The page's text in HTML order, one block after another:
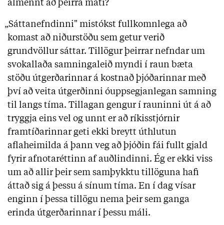
almennt að þeirra mati?
„Sáttanefndinni" mistókst fullkomnlega að
komast að niðurstöðu sem getur verið
grundvöllur sáttar. Tillögur þeirrar nefndar um
svokallaða samningaleið myndi í raun bæta
stöðu útgerðarinnar á kostnað þjóðarinnar með
því að veita útgerðinni óuppsegjanlegan samning
til langs tíma. Tillagan gengur í rauninni út á að
tryggja eins vel og unnt er að ríkisstjórnir
framtíðarinnar geti ekki breytt úthlutun
aflaheimilda á þann veg að þjóðin fái fullt gjald
fyrir afnotaréttinn af auðlindinni. Ég er ekki viss
um að allir þeir sem samþykktu tillöguna hafi
áttað sig á þessu á sínum tíma. En í dag vísar
enginn í þessa tillögu nema þeir sem ganga
erinda útgerðarinnar í þessu máli.